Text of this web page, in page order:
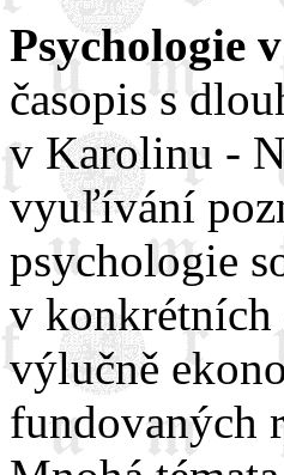
Psychologie
časopis s
v Karolinu -
vyuľívání
psychologie
v konkrétních
výlučně
fundovaných